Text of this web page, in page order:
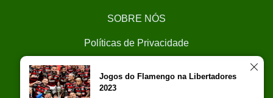
SOBRE NÓS
Políticas de Privacidade
Trabalhe Conosco
Jogos do Flamengo na Libertadores
2023